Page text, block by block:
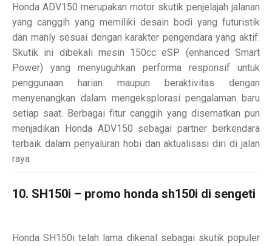
Honda ADV150 merupakan motor skutik penjelajah jalanan
yang canggih yang memiliki desain bodi yang futuristik
dan manly sesuai dengan karakter pengendara yang aktif.
Skutik ini dibekali mesin 150cc eSP (enhanced Smart
Power) yang menyuguhkan performa responsif untuk
penggunaan harian maupun beraktivitas dengan
menyenangkan dalam mengeksplorasi pengalaman baru
setiap saat. Berbagai fitur canggih yang disematkan pun
menjadikan Honda ADV150 sebagai partner berkendara
terbaik dalam penyaluran hobi dan aktualisasi diri di jalan
raya.
10. SH150i – promo honda sh150i di sengeti
Honda SH150i telah lama dikenal sebagai skutik populer